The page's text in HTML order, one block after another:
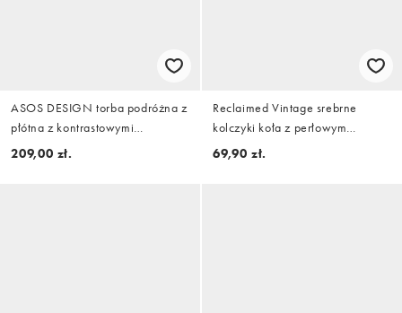
ASOS DESIGN torba podróżna z
płótna z kontrastowymi
brązowymi paskami w kolorze
209,00 zł.
Reclaimed Vintage srebrne
kolczyki koła z perłowym
detalem
69,90 zł.